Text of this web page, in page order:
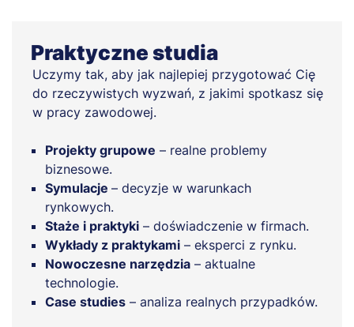
Praktyczne studia
Uczymy tak, aby jak najlepiej przygotować Cię
do rzeczywistych wyzwań, z jakimi spotkasz się
w pracy zawodowej.
Projekty grupowe – realne problemy
biznesowe.
Symulacje – decyzje w warunkach
rynkowych.
Staże i praktyki – doświadczenie w firmach.
Wykłady z praktykami – eksperci z rynku.
Nowoczesne narzędzia – aktualne
technologie.
Case studies – analiza realnych przypadków.